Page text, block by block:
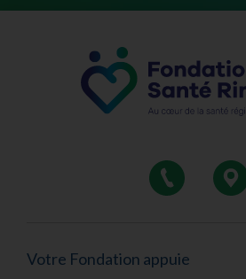
Votre Fondation appuie